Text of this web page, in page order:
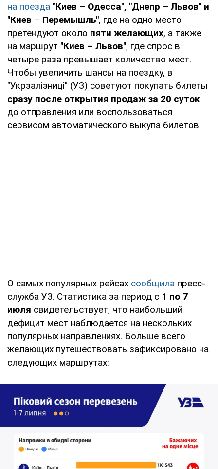
на поезда "Киев – Одесса", "Днепр – Львов" и
"Киев – Перемышль", где на одно место
претендуют около пяти желающих, а также
на маршрут "Киев – Львов", где спрос в
четыре раза превышает количество мест.
Чтобы увеличить шансы на поездку, в
"Укрзалізниці" (УЗ) советуют покупать билеты
сразу после открытия продаж за 20 суток
до отправления или воспользоваться
сервисом автоматического выкупа билетов.
О самых популярных рейсах сообщила пресс-
служба УЗ. Статистика за период с 1 по 7
июля свидетельствует, что наибольший
дефицит мест наблюдается на нескольких
популярных направлениях. Больше всего
желающих путешествовать зафиксировано на
следующих маршрутах: